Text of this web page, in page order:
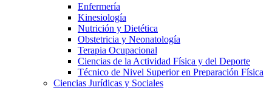
Enfermería
Kinesiología
Nutrición y Dietética
Obstetricia y Neonatología
Terapia Ocupacional
Ciencias de la Actividad Física y del Deporte
Técnico de Nivel Superior en Preparación Física
Ciencias Jurídicas y Sociales